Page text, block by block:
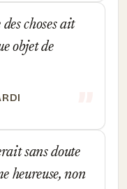
choses ait
objet de
sans doute
heureuse, non